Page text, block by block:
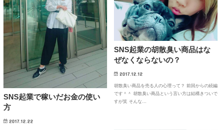
SNS起業で稼いだお金の使い
方
2017.12.22
SNS起業の胡散臭い商品はな
ぜなくならないの？
2017.12.12
胡散臭い商品を売る人の心理って？ 前回からの続編
です＾＾ 胡散臭い商品という言い方は結構きついで
すが笑 そんな…